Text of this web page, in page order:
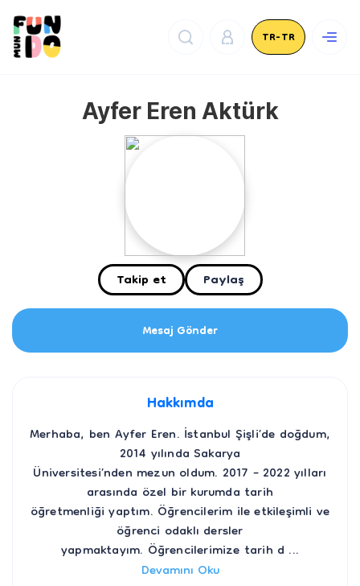
TR-TR
Ayfer Eren Aktürk
Takip et Paylaş
Mesaj Gönder
Hakkımda
Merhaba, ben Ayfer Eren. İstanbul Şişli’de doğdum,
2014 yılında Sakarya
Üniversitesi’nden mezun oldum. 2017 – 2022 yılları
arasında özel bir kurumda tarih
öğretmenliği yaptım. Öğrencilerim ile etkileşimli ve
öğrenci odaklı dersler
yapmaktayım. Öğrencilerimize tarih d ...
Devamını Oku